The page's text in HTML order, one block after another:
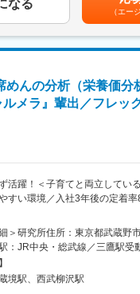
ロセスの効率化検討や実験デー
れ】
・培地作製（3Lフラスコ）
前培養植菌（8：30～17：00
精製
製の反応時間など、待ち時間
・品質管理課と協力しながら検
。
ォロー体制：
している先輩社員が1名おり、
考を通じて上下する可能性が
めた表記です。
なる
（エー
めんの分析（栄養価
メラ』輩出／フレッ
活躍！＜子育てと両立してい
すい環境／入社3年後の定着率
る即席めんメーカーとして、
出した当社で、品質保証部 分
んの分析業務を担当していただ
＞研究所住所：東京都武蔵野
：JR中央・総武線／三鷹駅受
り変更の範囲：会社の定める
境駅、西武柳沢駅